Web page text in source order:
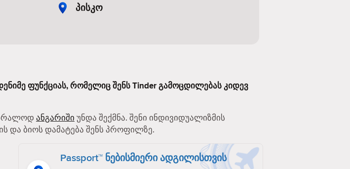
პისკო
ფუნქციას, რომელიც შენს Tinder გამოცდილებას კიდევ
ანგარიში უნდა შექმნა. შენი ინდივიდუალიზმის
და ბიოს დამატება შენს პროფილზე.
Passport™ ნებისმიერი ადგილისთვის